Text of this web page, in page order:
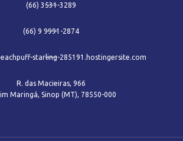
(66) 3531-3289
(66) 9 9991-2874
starling-285191.hostingersite.com
R. das Macieiras, 966
Maringá, Sinop (MT), 78550-000